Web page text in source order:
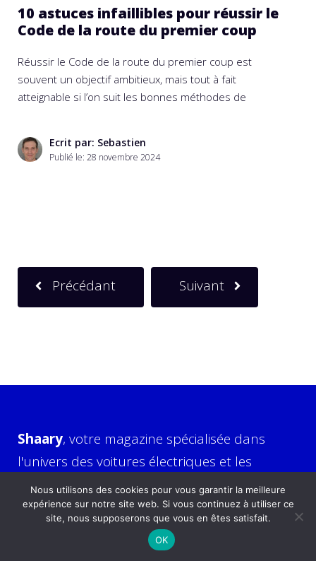
10 astuces infaillibles pour réussir le
Code de la route du premier coup
Réussir le Code de la route du premier coup est
souvent un objectif ambitieux, mais tout à fait
atteignable si l’on suit les bonnes méthodes de
Ecrit par: Sebastien
Publié le: 28 novembre 2024
Précédant Suivant
Shaary, votre magazine spécialisée dans
l'univers des voitures électriques et les
dernières tendances.
Catégories
Nous utilisons des cookies pour vous garantir la meilleure
expérience sur notre site web. Si vous continuez à utiliser ce
site, nous supposerons que vous en êtes satisfait.
OK